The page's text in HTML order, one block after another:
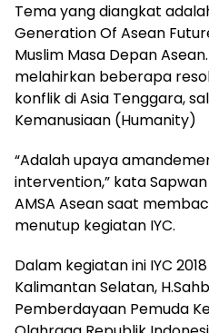
Tema yang diangkat
Generation Of Asean
Muslim Masa Depan
melahirkan beberapa
konflik di Asia Tenggara,
Kemanusiaan (Humanity)
“Adalah upaya
intervention,” kata
AMSA Asean saat
menutup kegiatan IYC.
Dalam kegiatan ini IYC
Kalimantan Selatan,
Pemberdayaan Pemuda